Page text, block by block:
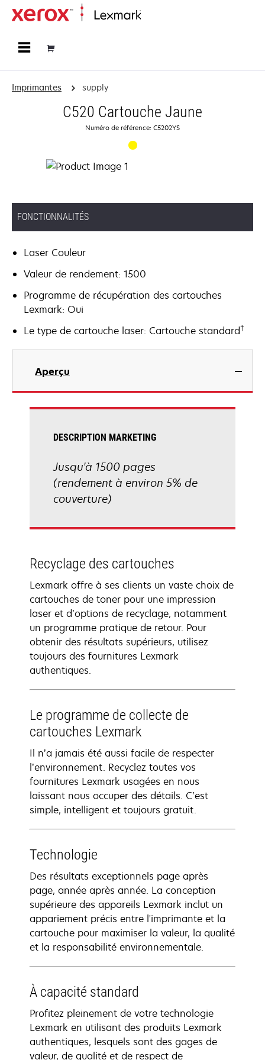
Imprimantes supply
C520 Cartouche Jaune
Numéro de référence: C5202YS
FONCTIONNALITÉS
Laser Couleur
Valeur de rendement: 1500
Programme de récupération des cartouches
Lexmark: Oui
Le type de cartouche laser: Cartouche standard†
Aperçu
DESCRIPTION MARKETING
Jusqu'à 1500 pages
(rendement à environ 5% de
couverture)
Recyclage des cartouches
Lexmark offre à ses clients un vaste choix de
cartouches de toner pour une impression
laser et d’options de recyclage, notamment
un programme pratique de retour. Pour
obtenir des résultats supérieurs, utilisez
toujours des fournitures Lexmark
authentiques.
Le programme de collecte de
cartouches Lexmark
Il n’a jamais été aussi facile de respecter
l’environnement. Recyclez toutes vos
fournitures Lexmark usagées en nous
laissant nous occuper des détails. C’est
simple, intelligent et toujours gratuit.
Technologie
Des résultats exceptionnels page après
page, année après année. La conception
supérieure des appareils Lexmark inclut un
appariement précis entre l'imprimante et la
cartouche pour maximiser la valeur, la qualité
et la responsabilité environnementale.
À capacité standard
Profitez pleinement de votre technologie
Lexmark en utilisant des produits Lexmark
authentiques, lesquels sont des gages de
valeur, de qualité et de respect de